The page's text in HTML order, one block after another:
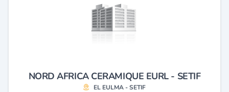
NORD AFRICA CERAMIQUE EURL - SETIF
EL EULMA - SETIF